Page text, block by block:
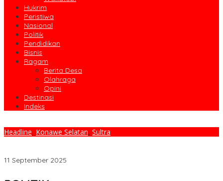
Hukrim
Peristiwa
Nasional
Politik
Pendidikan
Bisnis
Ragam
Berita Desa
Olahraga
Opini
Destinasi
Indeks
Headline, Konawe Selatan, Sultra
11 September 2025